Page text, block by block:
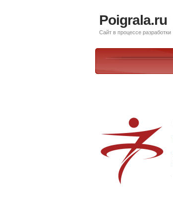
Poigrala.ru
Сайт в процессе разработки